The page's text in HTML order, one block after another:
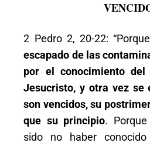
2 Pedro 2, 20-22:
escapado de las
por el conocimiento del
Jesucristo, y otra vez se
son vencidos, su
que su principio.
sido no haber